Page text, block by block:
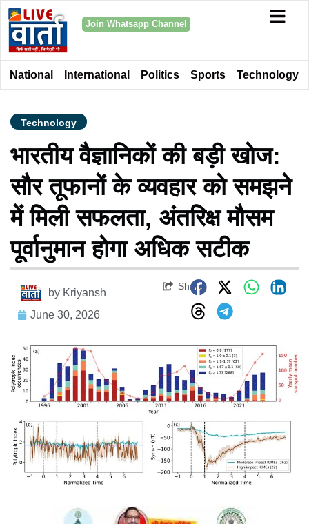
Join Whatsapp Channel
National International Politics Sports Technology
Technology
भारतीय वैज्ञानिकों की बड़ी खोज:
सौर तूफानों के व्यवहार को समझने
में मिली सफलता, अंतरिक्ष मौसम
पूर्वानुमान होगा अधिक सटीक
by Kriyansh
June 30, 2026
Share